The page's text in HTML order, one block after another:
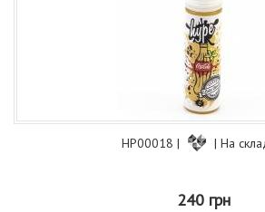
HP00018 | | На
240 грн